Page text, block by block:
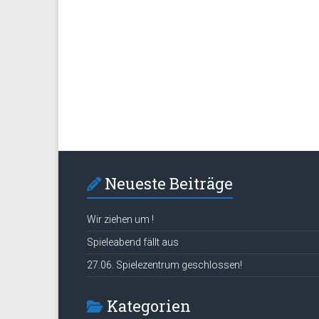
Neueste Beiträge
Wir ziehen um !
Spieleabend fällt aus
27.06. Spielezentrum geschlossen!
Kategorien